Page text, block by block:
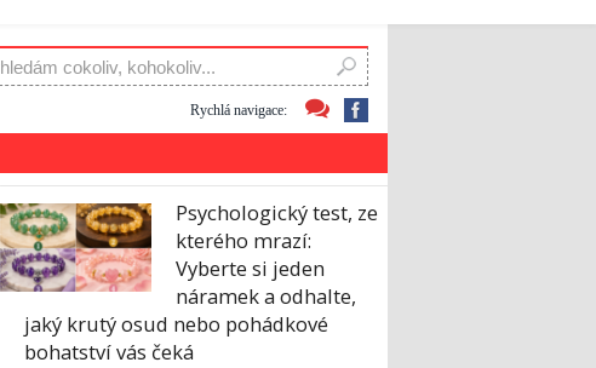
Rychlá navigace:
Psychologický test, ze
kterého mrazí:
Vyberte si jeden
náramek a odhalte,
jaký krutý osud nebo pohádkové
bohatství vás čeká